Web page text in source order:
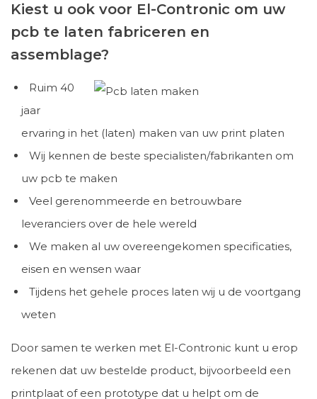
Kiest u ook voor El-Contronic om uw
pcb te laten fabriceren en
assemblage?
Ruim 40
jaar
ervaring in het (laten) maken van uw print platen
Wij kennen de beste specialisten/fabrikanten om
uw pcb te maken
Veel gerenommeerde en betrouwbare
leveranciers over de hele wereld
We maken al uw overeengekomen specificaties,
eisen en wensen waar
Tijdens het gehele proces laten wij u de voortgang
weten
Door samen te werken met El-Contronic kunt u erop
rekenen dat uw bestelde product, bijvoorbeeld een
printplaat of een prototype dat u helpt om de